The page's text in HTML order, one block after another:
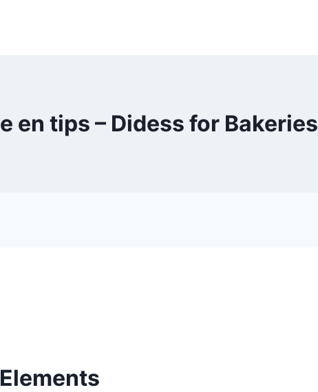
en tips – Didess for Bakeries